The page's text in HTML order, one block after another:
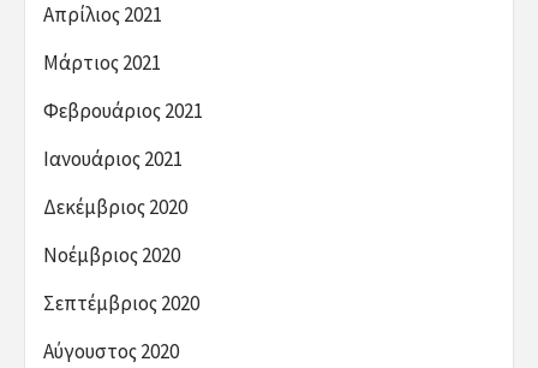
Απρίλιος 2021
Μάρτιος 2021
Φεβρουάριος 2021
Ιανουάριος 2021
Δεκέμβριος 2020
Νοέμβριος 2020
Σεπτέμβριος 2020
Αύγουστος 2020